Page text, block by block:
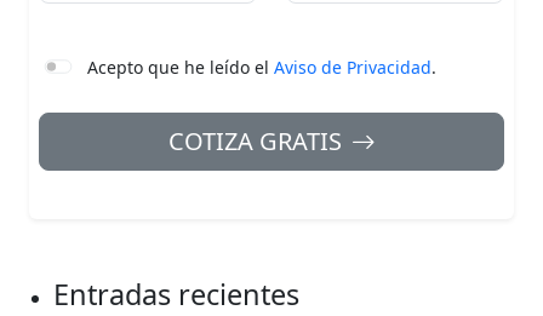
Acepto que he leído el Aviso de Privacidad.
COTIZA GRATIS
Entradas recientes